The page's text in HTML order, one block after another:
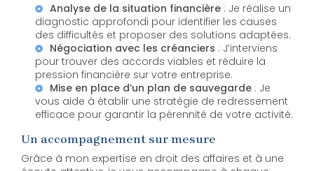
Analyse de la situation financière : Je réalise un
diagnostic approfondi pour identifier les causes
des difficultés et proposer des solutions adaptées.
Négociation avec les créanciers : J’interviens
pour trouver des accords viables et réduire la
pression financière sur votre entreprise.
Mise en place d’un plan de sauvegarde : Je
vous aide à établir une stratégie de redressement
efficace pour garantir la pérennité de votre activité.
Un accompagnement sur mesure
Grâce à mon expertise en droit des affaires et à une